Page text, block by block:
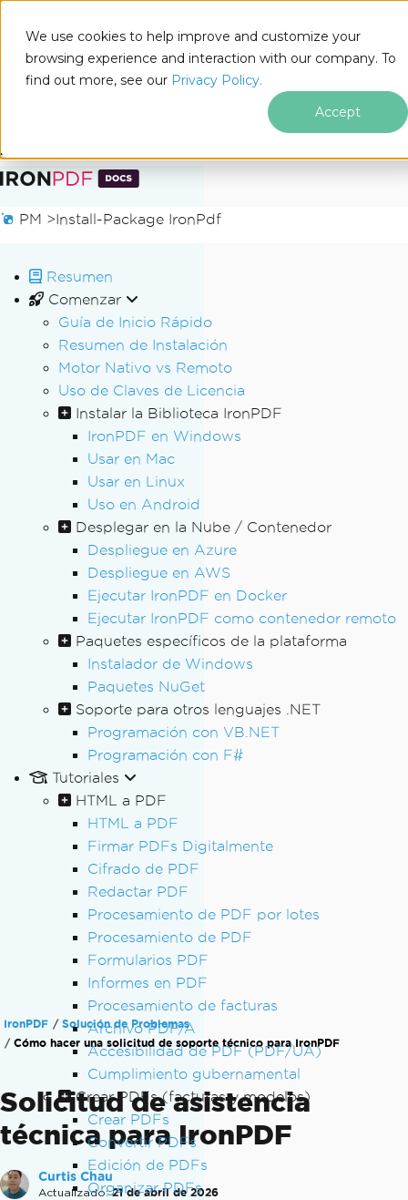
We use cookies to help improve and customize your
browsing experience and interaction with our company. To
find out more, see our Privacy Policy.
Accept
Saltar al pie de página
Docs
PM >Install-Package IronPdf
Resumen
Comenzar
Guía de Inicio Rápido
Resumen de Instalación
Motor Nativo vs Remoto
Uso de Claves de Licencia
Instalar la Biblioteca IronPDF
IronPDF en Windows
Usar en Mac
Usar en Linux
Uso en Android
Desplegar en la Nube / Contenedor
Despliegue en Azure
Despliegue en AWS
Ejecutar IronPDF en Docker
Ejecutar IronPDF como contenedor remoto
Paquetes específicos de la plataforma
Instalador de Windows
Paquetes NuGet
Soporte para otros lenguajes .NET
Programación con VB.NET
Programación con F#
Tutoriales
HTML a PDF
HTML a PDF
Firmar PDFs Digitalmente
Cifrado de PDF
Redactar PDF
Procesamiento de PDF por lotes
Procesamiento de PDF
Formularios PDF
Informes en PDF
Procesamiento de facturas
Archivo PDF/A
Accesibilidad de PDF (PDF/UA)
Cumplimiento gubernamental
Crear PDFs (facturas y modelos)
Crear PDFs
Convertir PDFs
Edición de PDFs
Organizar PDFs
IronPDF
Solución de Problemas
Cómo hacer una solicitud de soporte técnico para IronPDF
Solicitud de asistencia
técnica para IronPDF
Curtis Chau
Actualizado: 21 de abril de 2026